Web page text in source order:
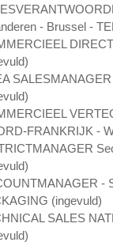
- Brussel -
FRANKRIJK -
-
(ingevuld)
SALES